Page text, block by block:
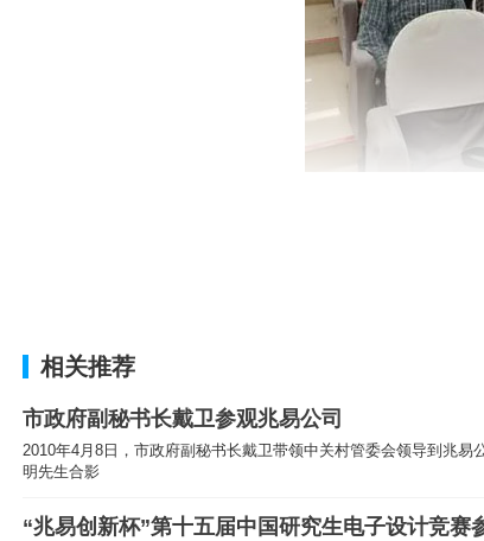
出席本次宣讲会，活动由研电赛秘书处秘书刘霆轩主
了介绍了华东师范大学研究生教育情况，他强调中国
度积极参赛。
相关推荐
市政府副秘书长戴卫参观兆易公司
2010年4月8日，市政府副秘书长戴卫带领中关村管委会领导到兆
明先生合影
“兆易创新杯”第十五届中国研究生电子设计竞赛